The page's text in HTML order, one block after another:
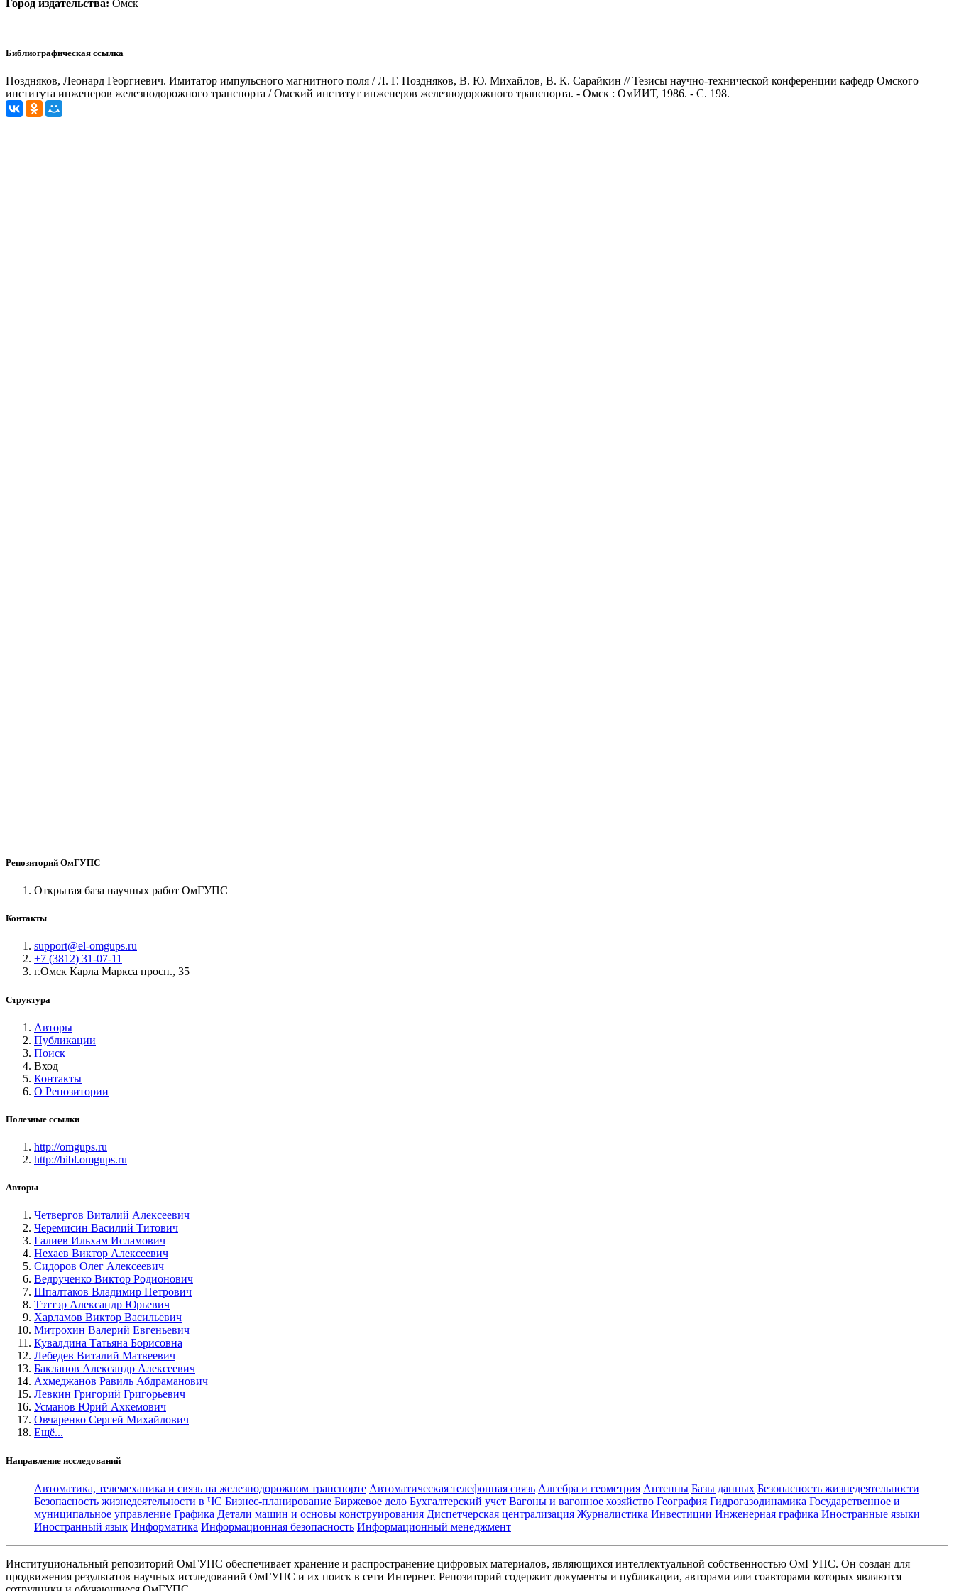
Город издательства: Омск
Библиографическая ссылка
Поздняков, Леонард Георгиевич. Имитатор импульсного магнитного поля / Л. Г. Поздняков, В. Ю. Михайлов, В. К. Сарайкин // Тезисы научно-технической конференции кафедр Омского
института инженеров железнодорожного транспорта / Омский институт инженеров железнодорожного транспорта. - Омск : ОмИИТ, 1986. - С. 198.
Репозиторий ОмГУПС
Открытая база научных работ ОмГУПС
Контакты
support@el-omgups.ru
+7 (3812) 31-07-11
г.Омск Карла Маркса просп., 35
Структура
Авторы
Публикации
Поиск
Вход
Контакты
О Репозитории
Полезные ссылки
http://omgups.ru
http://bibl.omgups.ru
Авторы
Четвергов Виталий Алексеевич
Черемисин Василий Титович
Галиев Ильхам Исламович
Нехаев Виктор Алексеевич
Сидоров Олег Алексеевич
Ведрученко Виктор Родионович
Шпалтаков Владимир Петрович
Тэттэр Александр Юрьевич
Харламов Виктор Васильевич
Митрохин Валерий Евгеньевич
Кувалдина Татьяна Борисовна
Лебедев Виталий Матвеевич
Бакланов Александр Алексеевич
Ахмеджанов Равиль Абдраманович
Левкин Григорий Григорьевич
Усманов Юрий Ахкемович
Овчаренко Сергей Михайлович
Ещё...
Направление исследований
Автоматика, телемеханика и связь на железнодорожном транспорте Автоматическая телефонная связь Алгебра и геометрия Антенны Базы данных Безопасность жизнедеятельности
Безопасность жизнедеятельности в ЧС Бизнес-планирование Биржевое дело Бухгалтерский учет Вагоны и вагонное хозяйство География Гидрогазодинамика Государственное и
муниципальное управление Графика Детали машин и основы конструирования Диспетчерская централизация Журналистика Инвестиции Инженерная графика Иностранные языки
Иностранный язык Информатика Информационная безопасность Информационный менеджмент
Институциональный репозиторий ОмГУПС обеспечивает хранение и распространение цифровых материалов, являющихся интеллектуальной собственностью ОмГУПС. Он создан для
продвижения результатов научных исследований ОмГУПС и их поиск в сети Интернет. Репозиторий содержит документы и публикации, авторами или соавторами которых являются